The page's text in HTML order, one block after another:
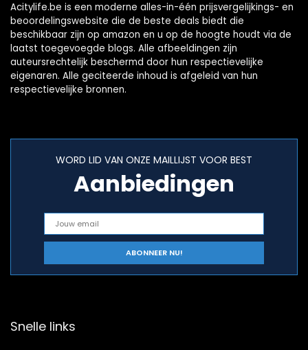
Acitylife.be is een moderne alles-in-één prijsvergelijkings- en
beoordelingswebsite die de beste deals biedt die
beschikbaar zijn op amazon en u op de hoogte houdt via de
laatst toegevoegde blogs. Alle afbeeldingen zijn
auteursrechtelijk beschermd door hun respectievelijke
eigenaren. Alle geciteerde inhoud is afgeleid van hun
respectievelijke bronnen.
WORD LID VAN ONZE MAILLIJST VOOR BEST
Aanbiedingen
Snelle links